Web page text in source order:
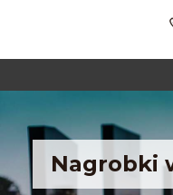
Nagrobki